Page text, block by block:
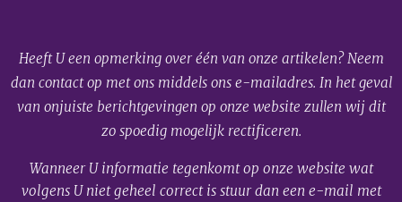
Heeft U een opmerking over één van onze artikelen? Neem
dan contact op met ons middels ons e-mailadres. In het geval
van onjuiste berichtgevingen op onze website zullen wij dit
zo spoedig mogelijk rectificeren.
Wanneer U informatie tegenkomt op onze website wat
volgens U niet geheel correct is stuur dan een e-mail met